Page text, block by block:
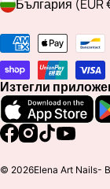
р
ж
а
в
а
/
р
Методи
на
плащане
Изтегли
Facebook
Instagram
TikTokYouTube
© 2026Elena Art Nails-